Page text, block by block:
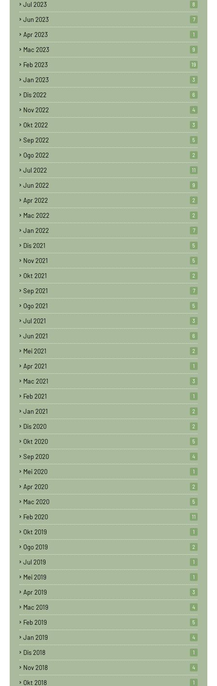
Jul 2023 8
Jun 2023 7
Apr 2023 1
Mac 2023 9
Feb 2023 19
Jan 2023 3
Dis 2022 6
Nov 2022 4
Okt 2022 3
Sep 2022 5
Ogo 2022 2
Jul 2022 11
Jun 2022 9
Apr 2022 2
Mac 2022 2
Jan 2022 7
Dis 2021 5
Nov 2021 5
Okt 2021 2
Sep 2021 7
Ogo 2021 5
Jul 2021 3
Jun 2021 6
Mei 2021 2
Apr 2021 1
Mac 2021 3
Feb 2021 1
Jan 2021 2
Dis 2020 2
Okt 2020 5
Sep 2020 4
Mei 2020 1
Apr 2020 2
Mac 2020 5
Feb 2020 11
Okt 2019 1
Ogo 2019 2
Jul 2019 1
Mei 2019 1
Apr 2019 3
Mac 2019 4
Feb 2019 5
Jan 2019 4
Dis 2018 1
Nov 2018 4
Okt 2018 1